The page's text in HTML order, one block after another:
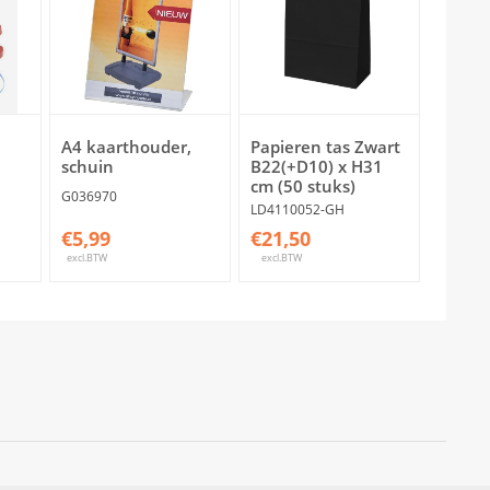
A4 kaarthouder,
schuin
G036970
€5,99
excl.BTW
Papieren tas Zwart
B22(+D10) x H31
cm (50 stuks)
LD4110052-GH
€21,50
excl.BTW